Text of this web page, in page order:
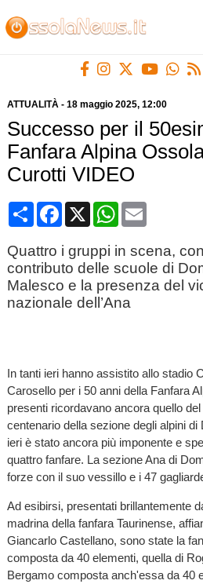
ATTUALITÀ- 18 maggio 2025, 12:00
Successo per il
Fanfara Alpina
Curotti VIDEO
CondividiFacebook
X WhatsApp
Email
Quattro i gruppi in scena,
contributo delle scuole di
Malesco e la presenza del
nazionale dell’Ana
In tanti ieri hanno assistito allo stadio
Carosello per i 50 anni della Fanfara
presenti ricordavano ancora quello
centenario della sezione degli alpini
ieri è stato ancora più imponente e
quattro fanfare. La sezione Ana di
forze con il suo vessillo e i 47
Ad esibirsi, presentati brillantemente
madrina della fanfara Taurinense,
Giancarlo Castellano, sono state la
composta da 40 elementi, quella di
Bergamo composta anch'essa da 40